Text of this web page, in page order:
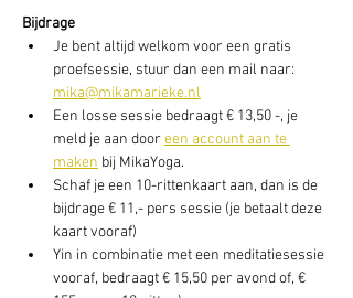
Bijdrage
Je bent altijd welkom voor een gratis
proefsessie, stuur dan een mail naar:
mika@mikamarieke.nl
Een losse sessie bedraagt € 13,50 -, je
meld je aan door een account aan te
maken bij MikaYoga.
Schaf je een 10-rittenkaart aan, dan is de
bijdrage € 11,- pers sessie (je betaalt deze
kaart vooraf)
Yin in combinatie met een meditatiesessie
vooraf, bedraagt € 15,50 per avond of, €